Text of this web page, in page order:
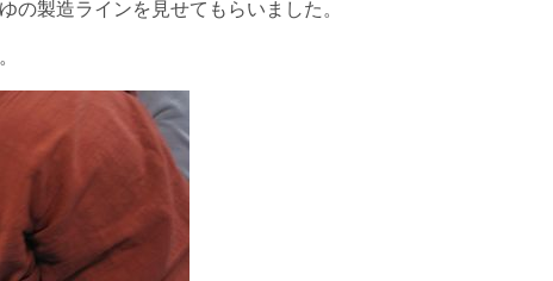
の製造ラインを見せてもらいました。